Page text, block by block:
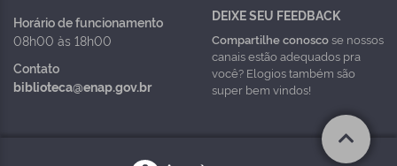
Horário de funcionamento
08h00 às 18h00
Contato
biblioteca@enap.gov.br
DEIXE SEU FEEDBACK
Compartilhe conoscose nossos
canais estão adequados pra
você? Elogios também são
super bem vindos!